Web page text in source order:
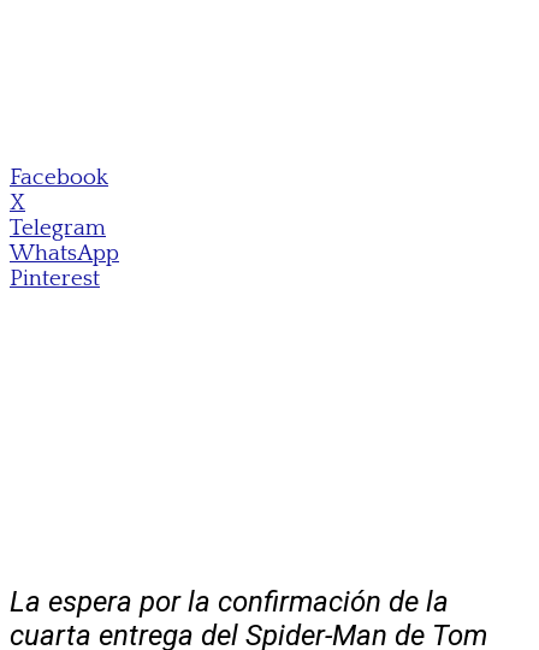
Facebook
X
Telegram
WhatsApp
Pinterest
La espera por la confirmación de la
cuarta entrega del Spider-Man de Tom